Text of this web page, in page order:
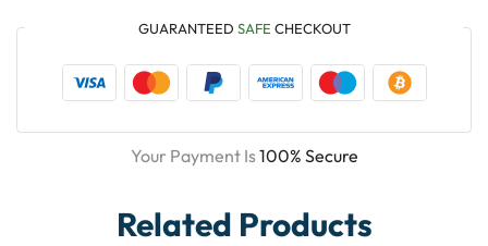
GUARANTEED SAFE CHECKOUT
Your Payment Is100% Secure
Related Products